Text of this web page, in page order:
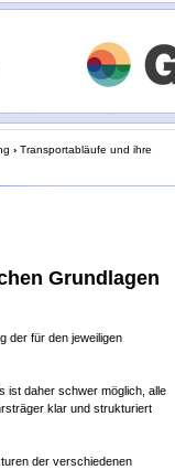
› Transportabläufe und ihre
Grundlagen
der für den jeweiligen
ist daher schwer möglich, alle
klar und strukturiert
der verschiedenen